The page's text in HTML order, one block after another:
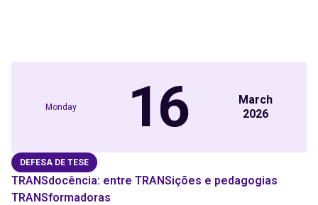
Monday 16
March
2026
DEFESA DE TESE
TRANSdocência: entre TRANSições e pedagogias
TRANSformadoras